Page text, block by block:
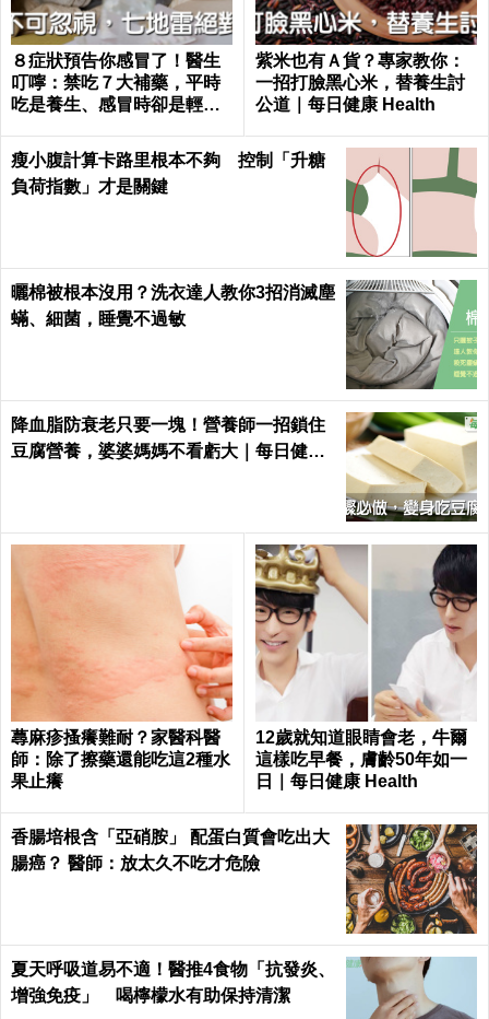
８症狀預告你感冒了！醫生
叮嚀：禁吃７大補藥，平時
吃是養生、感冒時卻是輕生
紫米也有Ａ貨？專家教你：
一招打臉黑心米，替養生討
公道｜每日健康 Health
瘦小腹計算卡路里根本不夠 控制「升糖
負荷指數」才是關鍵
曬棉被根本沒用？洗衣達人教你3招消滅塵
蟎、細菌，睡覺不過敏
降血脂防衰老只要一塊！營養師一招鎖住
豆腐營養，婆婆媽媽不看虧大｜每日健康
蕁麻疹搔癢難耐？家醫科醫
師：除了擦藥還能吃這2種水
果止癢
12歲就知道眼睛會老，牛爾
這樣吃早餐，膚齡50年如一
日｜每日健康 Health
香腸培根含「亞硝胺」 配蛋白質會吃出大
腸癌？ 醫師：放太久不吃才危險
夏天呼吸道易不適！醫推4食物「抗發炎、
增強免疫」 喝檸檬水有助保持清潔